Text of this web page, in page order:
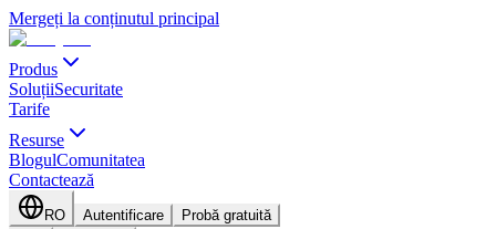
Mergeți la conținutul principal
Produs
SoluțiiSecuritate
Tarife
Resurse
BlogulComunitatea
Contactează
RO Autentificare Probă gratuită